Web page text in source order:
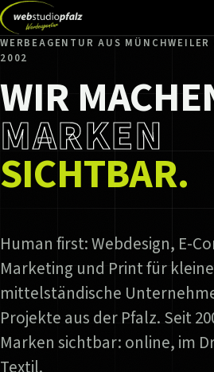
WERBEAGENTUR AUS
2002
WIR
MARKEN
SICHTBAR.
Human first: Webdesign, E-
Marketing und Print für
mittelständische
Projekte aus der Pfalz. Seit
Marken sichtbar: online, im
Textil.